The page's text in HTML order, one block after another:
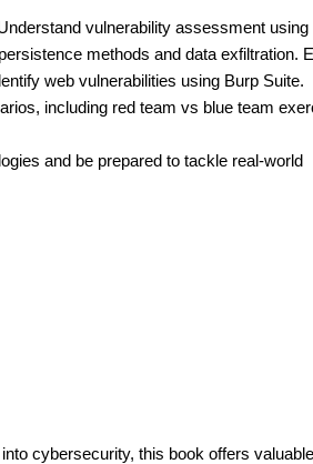
vulnerability assessment using
methods and data exfiltration.
web vulnerabilities using Burp Suite.
including red team vs blue team
and be prepared to tackle real-world
cybersecurity, this book offers valuable